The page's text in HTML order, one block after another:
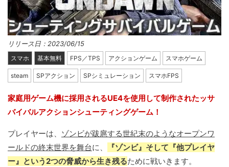
リリース日：2023/06/15
スマホ 基本無料 FPS／TPS アクションゲーム スマホゲーム
steam SPアクション SPシミュレーション スマホFPS
家庭用ゲーム機に採用されるUE4を使用して制作されたッサ
バイバルアクションシューティングゲーム！
プレイヤーは、 ゾンビが跋扈する世紀末のようなオープンワ
ールドの終末世界を舞台に、
『ゾンビ』そして『他プレイヤ
ー』という2つの脅威から生き残るために戦いきます。